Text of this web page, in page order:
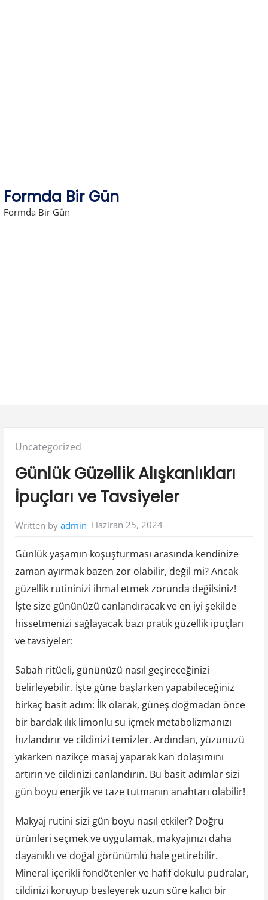
Formda Bir Gün
Formda Bir Gün
Posted
Uncategorized
Günlük Güzellik Alışkanlıkları
İpuçları ve Tavsiyeler
Written by admin Haziran 25, 2024
Günlük yaşamın koşuşturması arasında kendinize
zaman ayırmak bazen zor olabilir, değil mi? Ancak
güzellik rutininizi ihmal etmek zorunda değilsiniz!
İşte size gününüzü canlandıracak ve en iyi şekilde
hissetmenizi sağlayacak bazı pratik güzellik ipuçları
ve tavsiyeler:
Sabah ritüeli, gününüzü nasıl geçireceğinizi
belirleyebilir. İşte güne başlarken yapabileceğiniz
birkaç basit adım: İlk olarak, güneş doğmadan önce
bir bardak ılık limonlu su içmek metabolizmanızı
hızlandırır ve cildinizi temizler. Ardından, yüzünüzü
yıkarken nazikçe masaj yaparak kan dolaşımını
artırın ve cildinizi canlandırın. Bu basit adımlar sizi
gün boyu enerjik ve taze tutmanın anahtarı olabilir!
Makyaj rutini sizi gün boyu nasıl etkiler? Doğru
ürünleri seçmek ve uygulamak, makyajınızı daha
dayanıklı ve doğal görünümlü hale getirebilir.
Mineral içerikli fondötenler ve hafif dokulu pudralar,
cildinizi koruyup besleyerek uzun süre kalıcı bir